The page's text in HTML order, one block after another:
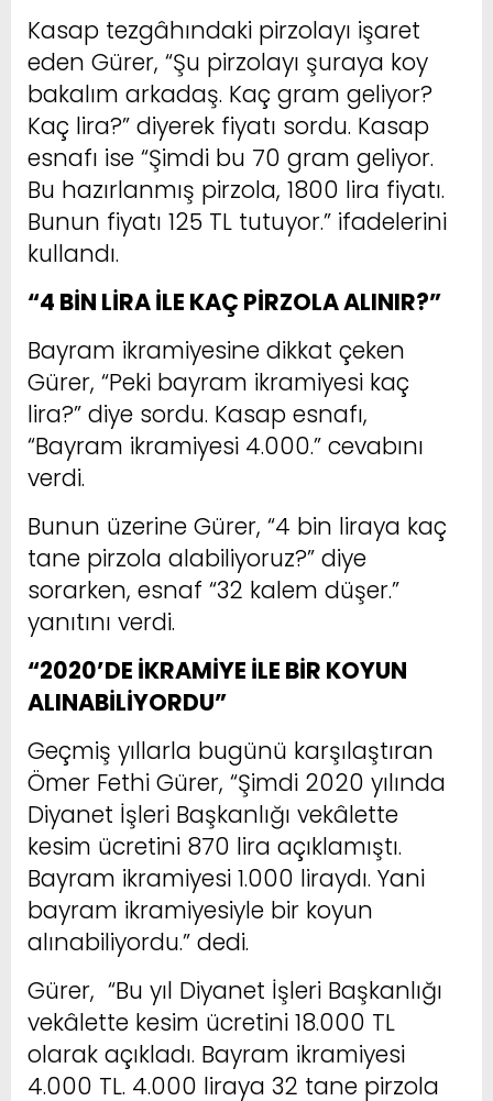
Kasap tezgâhındaki pirzolayı işaret
eden Gürer, “Şu pirzolayı şuraya koy
bakalım arkadaş. Kaç gram geliyor?
Kaç lira?” diyerek fiyatı sordu. Kasap
esnafı ise “Şimdi bu 70 gram geliyor.
Bu hazırlanmış pirzola, 1800 lira fiyatı.
Bunun fiyatı 125 TL tutuyor.” ifadelerini
kullandı.
“4 BİN LİRA İLE KAÇ PİRZOLA ALINIR?”
Bayram ikramiyesine dikkat çeken
Gürer, “Peki bayram ikramiyesi kaç
lira?” diye sordu. Kasap esnafı,
“Bayram ikramiyesi 4.000.” cevabını
verdi.
Bunun üzerine Gürer, “4 bin liraya kaç
tane pirzola alabiliyoruz?” diye
sorarken, esnaf “32 kalem düşer.”
yanıtını verdi.
“2020’DE İKRAMİYE İLE BİR KOYUN
ALINABİLİYORDU”
Geçmiş yıllarla bugünü karşılaştıran
Ömer Fethi Gürer, “Şimdi 2020 yılında
Diyanet İşleri Başkanlığı vekâlette
kesim ücretini 870 lira açıklamıştı.
Bayram ikramiyesi 1.000 liraydı. Yani
bayram ikramiyesiyle bir koyun
alınabiliyordu.” dedi.
Gürer, “Bu yıl Diyanet İşleri Başkanlığı
vekâlette kesim ücretini 18.000 TL
olarak açıkladı. Bayram ikramiyesi
4.000 TL. 4.000 liraya 32 tane pirzola